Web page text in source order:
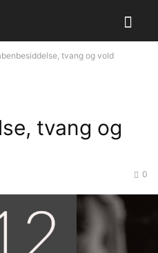
tvang og vold
tvang og
0